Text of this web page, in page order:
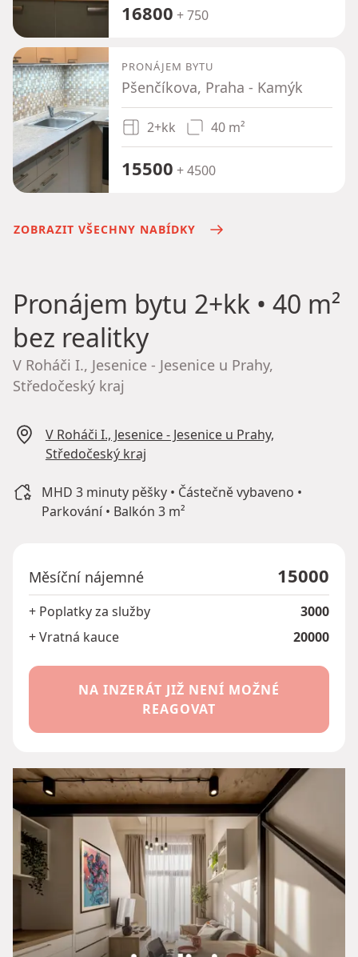
16800 + 750
PRONÁJEM BYTU
Pšenčíkova, Praha - Kamýk
2+kk 40 m²
15500 + 4500
ZOBRAZIT VŠECHNY NABÍDKY
Pronájem bytu 2+kk • 40 m²
bez realitky
V Roháči I., Jesenice - Jesenice u Prahy,
Středočeský kraj
V Roháči I., Jesenice - Jesenice u Prahy,
Středočeský kraj
MHD 3 minuty pěšky • Částečně vybaveno •
Parkování • Balkón 3 m²
Měsíční nájemné 15000
+ Poplatky za služby
3000
+ Vratná kauce
20000
NA INZERÁT JIŽ NENÍ MOŽNÉ
REAGOVAT